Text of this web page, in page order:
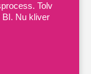
Tolv
BI. Nu kliver